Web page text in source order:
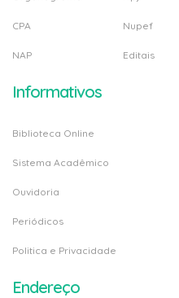
CPA
NAP
Nupef
Editais
Informativos
Biblioteca Online
Sistema Acadêmico
Ouvidoria
Periódicos
Politica e Privacidade
Endereço